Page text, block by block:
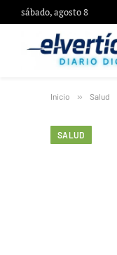
sábado, agosto 8
Inicio » Salud
SALUD